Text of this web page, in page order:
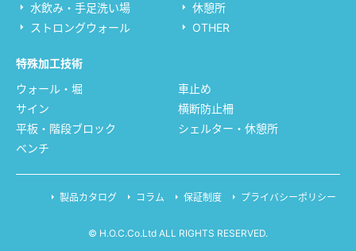
水飲み・手足洗い場
ストロングウォール
休憩所
OTHER
特殊加工技術
ウォール・堀
サイン
平板・階段ブロック
ベンチ
車止め
横断防止柵
シェルター・休憩所
製品カタログ コラム 保証制度 プライバシーポリシー
© H.O.C.Co.Ltd ALL RIGHTS RESERVED.